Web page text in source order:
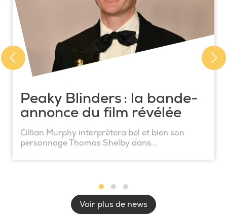
Peaky Blinders : la bande-
annonce du film révélée
Cillian Murphy interprètera bel et bien son
personnage Thomas Shelby dans...
Voir plus de news